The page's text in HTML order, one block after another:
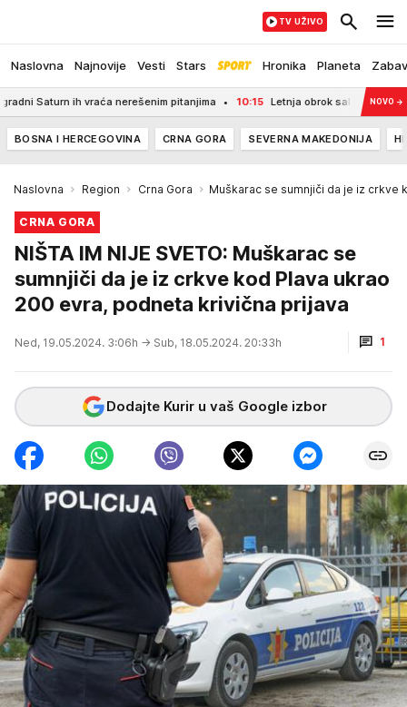
Naslovna Najnovije Vesti Stars Hronika Planeta
TV UŽIVO
Saturn ih vraća nerešenim pitanjima 10:15 Letnja obrok salata sa NOVO →
BOSNA I HERCEGOVINA CRNA GORA SEVERNA MAKEDONIJA
Naslovna Region Crna Gora Muškarac se sumnjiči da je iz crkve
CRNA GORA
NIŠTA IM NIJE SVETO: Muškarac se
sumnjiči da je iz crkve kod Plava ukrao
200 evra, podneta krivična prijava
Ned, 19.05.2024. 3:06h → Sub, 18.05.2024. 20:33h 1
Dodajte Kurir u vaš Google izbor